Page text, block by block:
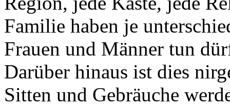
Familie haben je
Frauen und Männer tun
Darüber hinaus ist dies
Sitten und Gebräuche